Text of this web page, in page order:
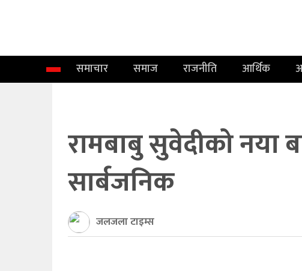
समाचार समाज राजनीति आर्थिक
राजनीति
रामबाबु सुवेदीको नया
सार्बजनिक
जलजला टाइम्स